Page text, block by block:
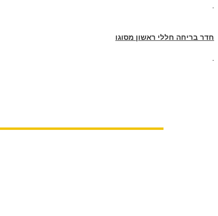
.
חדר בריחה חללי ראשון מסוגו
.